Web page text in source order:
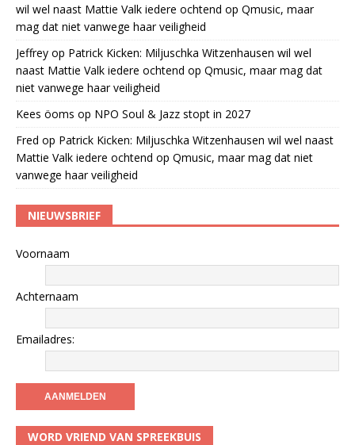
wil wel naast Mattie Valk iedere ochtend op Qmusic, maar
mag dat niet vanwege haar veiligheid
Jeffrey op Patrick Kicken: Miljuschka Witzenhausen wil wel
naast Mattie Valk iedere ochtend op Qmusic, maar mag dat
niet vanwege haar veiligheid
Kees öoms op NPO Soul & Jazz stopt in 2027
Fred op Patrick Kicken: Miljuschka Witzenhausen wil wel naast
Mattie Valk iedere ochtend op Qmusic, maar mag dat niet
vanwege haar veiligheid
NIEUWSBRIEF
Voornaam
Achternaam
Emailadres:
WORD VRIEND VAN SPREEKBUIS